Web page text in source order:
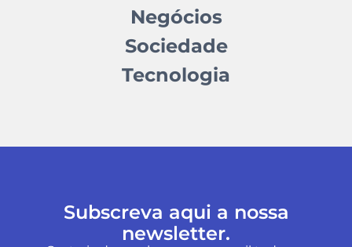
Negócios
Sociedade
Tecnologia
Subscreva aqui a nossa
newsletter.